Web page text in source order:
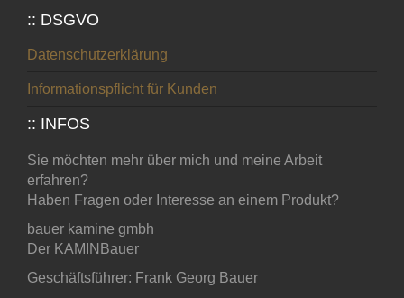
:: DSGVO
Datenschutzerklärung
Informationspflicht für Kunden
:: INFOS
Sie möchten mehr über mich und meine Arbeit
erfahren?
Haben Fragen oder Interesse an einem Produkt?
bauer kamine gmbh
Der KAMINBauer
Geschäftsführer: Frank Georg Bauer